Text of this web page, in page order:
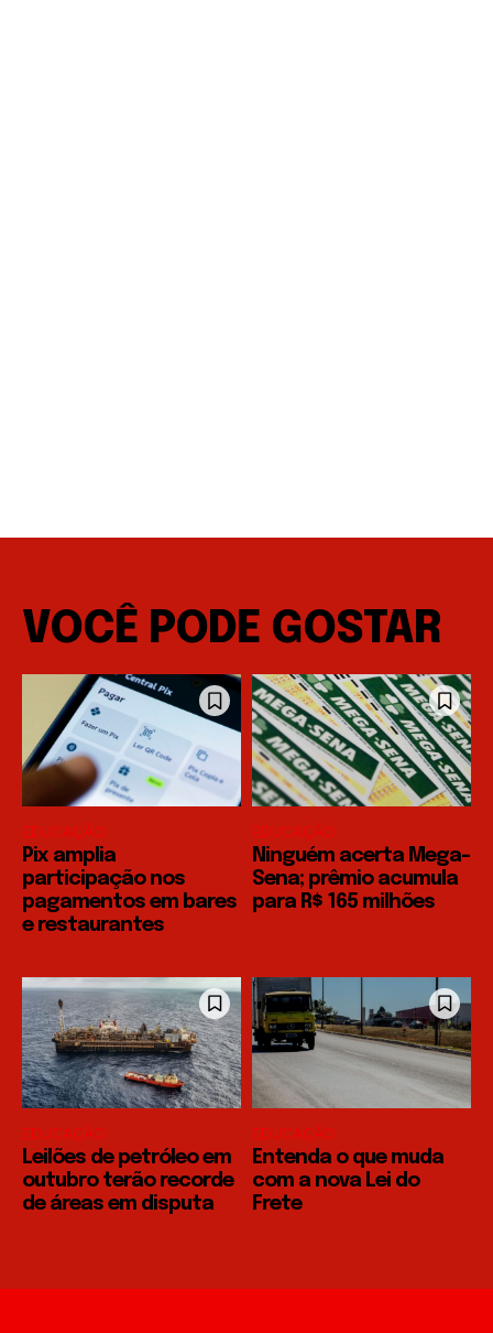
VOCÊ PODE GOSTAR
EDUCAÇÃO
Pix amplia
participação nos
pagamentos em bares
e restaurantes
EDUCAÇÃO
Ninguém acerta Mega-
Sena; prêmio acumula
para R$ 165 milhões
EDUCAÇÃO
Leilões de petróleo em
outubro terão recorde
de áreas em disputa
EDUCAÇÃO
Entenda o que muda
com a nova Lei do
Frete